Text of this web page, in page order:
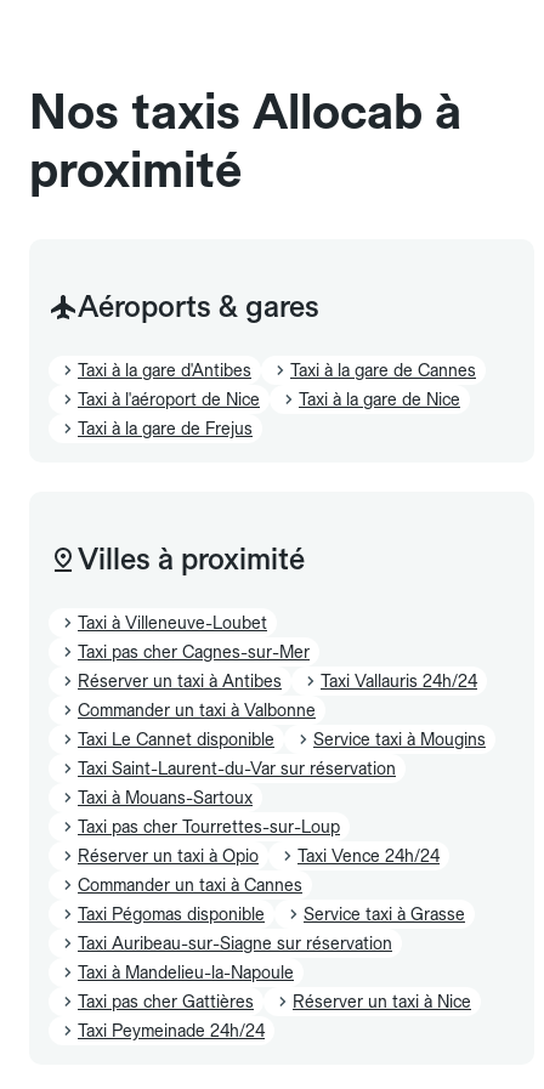
Nos taxis Allocab à
proximité
Aéroports & gares
Taxi à la gare d'Antibes
Taxi à la gare de Cannes
Taxi à l'aéroport de Nice
Taxi à la gare de Nice
Taxi à la gare de Frejus
Villes à proximité
Taxi à Villeneuve-Loubet
Taxi pas cher Cagnes-sur-Mer
Réserver un taxi à Antibes
Taxi Vallauris 24h/24
Commander un taxi à Valbonne
Taxi Le Cannet disponible
Service taxi à Mougins
Taxi Saint-Laurent-du-Var sur réservation
Taxi à Mouans-Sartoux
Taxi pas cher Tourrettes-sur-Loup
Réserver un taxi à Opio
Taxi Vence 24h/24
Commander un taxi à Cannes
Taxi Pégomas disponible
Service taxi à Grasse
Taxi Auribeau-sur-Siagne sur réservation
Taxi à Mandelieu-la-Napoule
Taxi pas cher Gattières
Réserver un taxi à Nice
Taxi Peymeinade 24h/24